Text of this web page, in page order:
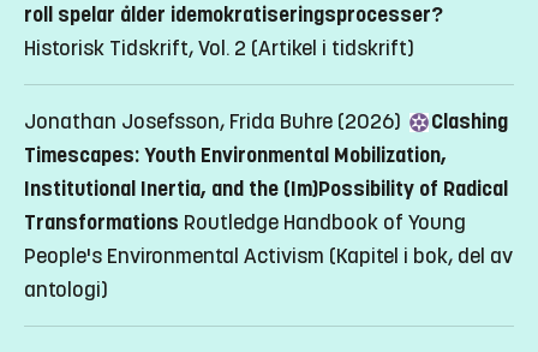
roll spelar ålder idemokratiseringsprocesser?
Historisk Tidskrift, Vol. 2 (Artikel i tidskrift)
Jonathan Josefsson, Frida Buhre (2026)
Clashing
Timescapes: Youth Environmental Mobilization,
Institutional Inertia, and the (Im)Possibility of Radical
Transformations Routledge Handbook of Young
People's Environmental Activism (Kapitel i bok, del av
antologi)